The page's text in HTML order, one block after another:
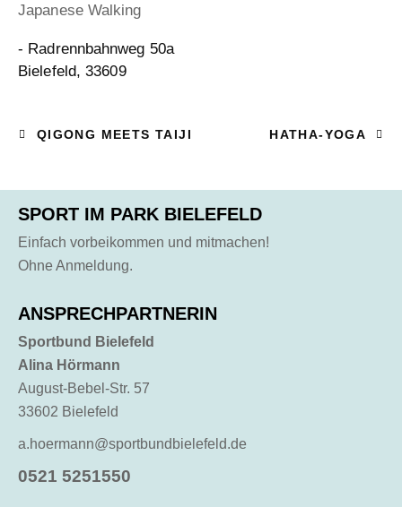
Japanese Walking
- Radrennbahnweg 50a
Bielefeld, 33609
QIGONG MEETS TAIJI HATHA-YOGA
SPORT IM PARK BIELEFELD
Einfach vorbeikommen und mitmachen!
Ohne Anmeldung.
ANSPRECHPARTNERIN
Sportbund Bielefeld
Alina Hörmann
August-Bebel-Str. 57
33602 Bielefeld
a.hoermann@sportbundbielefeld.de
0521 5251550